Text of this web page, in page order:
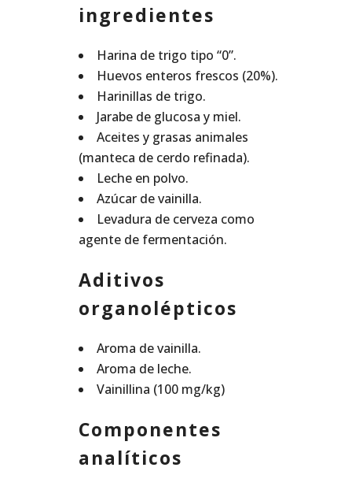
ingredientes
Harina de trigo tipo “0”.
Huevos enteros frescos (20%).
Harinillas de trigo.
Jarabe de glucosa y miel.
Aceites y grasas animales
(manteca de cerdo refinada).
Leche en polvo.
Azúcar de vainilla.
Levadura de cerveza como
agente de fermentación.
Aditivos
organolépticos
Aroma de vainilla.
Aroma de leche.
Vainillina (100 mg/kg)
Componentes
analíticos